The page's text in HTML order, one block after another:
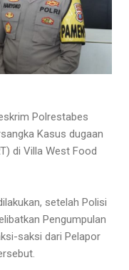
Polrestabes
Kasus dugaan
di Villa West Food
setelah Polisi
Pengumpulan
saksi dari Pelapor